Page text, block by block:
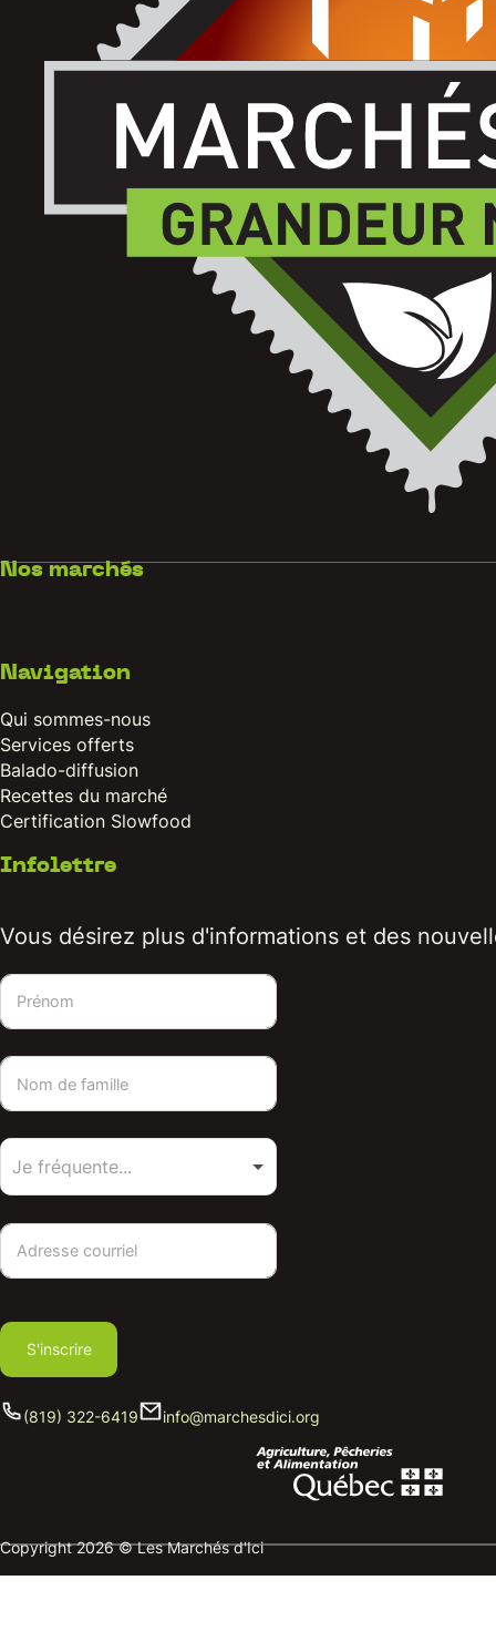
Nos marchés
Navigation
Qui sommes-nous
Services offerts
Balado-diffusion
Recettes du marché
Certification Slowfood
Infolettre
Vous désirez plus d'informations et des
S'inscrire
(819) 322-6419 info@marchesdici.org
Copyright 2026 © Les Marchés d'Ici